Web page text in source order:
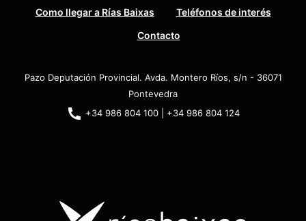
Como llegar a Rías Baixas
Teléfonos de interés
Contacto
Pazo Deputación Provincial. Avda. Montero Ríos, s/n - 36071
Pontevedra
+34 986 804 100 | +34 986 804 124